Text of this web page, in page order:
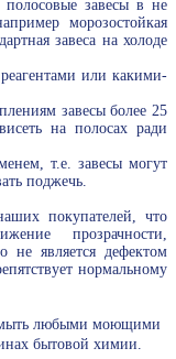
завесы в не
морозостойкая
завеса на холоде
или какими-
завесы более 25
на полосах ради
т.е. завесы могут
поджечь.
покупателей, что
прозрачности,
не является дефектом
нормальному
любыми моющими
бытовой химии.